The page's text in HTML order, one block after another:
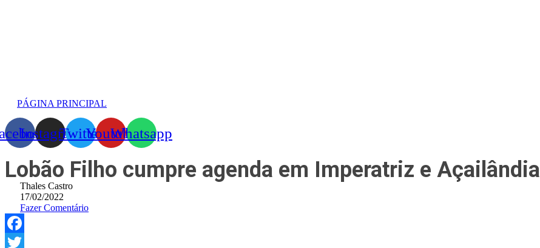
PÁGINA PRINCIPAL
InstagramTwitterYoutubeWhatsapp
Lobão Filho cumpre agenda em Imperatriz e Açailândia
Thales Castro
17/02/2022
Fazer Comentário
Facebook